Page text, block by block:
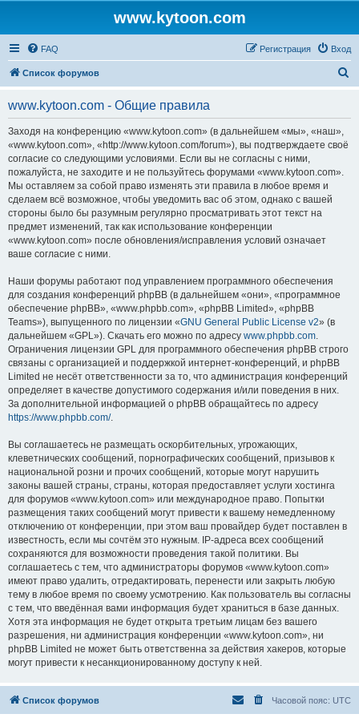
www.kytoon.com
FAQ Вход
Регистрация
Список форумов
www.kytoon.com - Общие правила
Заходя на конференцию «www.kytoon.com» (в дальнейшем «мы», «наш»,
«www.kytoon.com», «http://www.kytoon.com/forum»), вы подтверждаете своё
согласие со следующими условиями. Если вы не согласны с ними,
пожалуйста, не заходите и не пользуйтесь форумами «www.kytoon.com».
Мы оставляем за собой право изменять эти правила в любое время и
сделаем всё возможное, чтобы уведомить вас об этом, однако с вашей
стороны было бы разумным регулярно просматривать этот текст на
предмет изменений, так как использование конференции
«www.kytoon.com» после обновления/исправления условий означает
ваше согласие с ними.
Наши форумы работают под управлением программного обеспечения
для создания конференций phpBB (в дальнейшем «они», «программное
обеспечение phpBB», «www.phpbb.com», «phpBB Limited», «phpBB
Teams»), выпущенного по лицензии «GNU General Public License v2» (в
дальнейшем «GPL»). Скачать его можно по адресу www.phpbb.com.
Ограничения лицензии GPL для программного обеспечения phpBB строго
связаны с организацией и поддержкой интернет-конференций, и phpBB
Limited не несёт ответственности за то, что администрация конференций
определяет в качестве допустимого содержания и/или поведения в них.
За дополнительной информацией о phpBB обращайтесь по адресу
https://www.phpbb.com/.
Вы соглашаетесь не размещать оскорбительных, угрожающих,
клеветнических сообщений, порнографических сообщений, призывов к
национальной розни и прочих сообщений, которые могут нарушить
законы вашей страны, страны, которая предоставляет услуги хостинга
для форумов «www.kytoon.com» или международное право. Попытки
размещения таких сообщений могут привести к вашему немедленному
отключению от конференции, при этом ваш провайдер будет поставлен в
известность, если мы сочтём это нужным. IP-адреса всех сообщений
сохраняются для возможности проведения такой политики. Вы
соглашаетесь с тем, что администраторы форумов «www.kytoon.com»
имеют право удалить, отредактировать, перенести или закрыть любую
тему в любое время по своему усмотрению. Как пользователь вы согласны
с тем, что введённая вами информация будет храниться в базе данных.
Хотя эта информация не будет открыта третьим лицам без вашего
разрешения, ни администрация конференции «www.kytoon.com», ни
phpBB Limited не может быть ответственна за действия хакеров, которые
могут привести к несанкционированному доступу к ней.
Список форумов Часовой пояс: UTC